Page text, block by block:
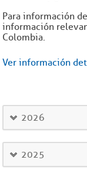
Para información
información
Colombia.
Ver información
2026
2025